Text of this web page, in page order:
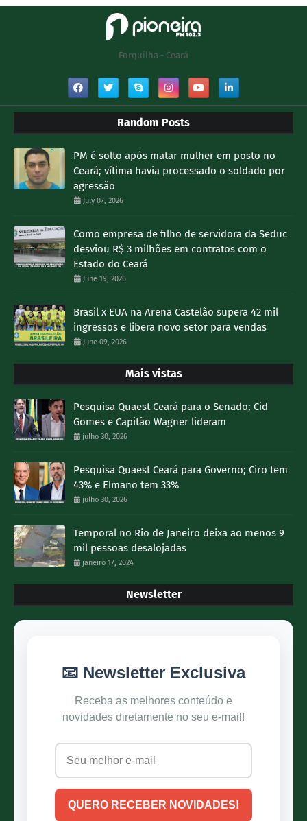
Forquilha - Ceará
Random Posts
PM é solto após matar mulher em posto no
Ceará; vítima havia processado o soldado por
agressão
July 07, 2026
Como empresa de filho de servidora da Seduc
desviou R$ 3 milhões em contratos com o
Estado do Ceará
June 19, 2026
Brasil x EUA na Arena Castelão supera 42 mil
ingressos e libera novo setor para vendas
June 09, 2026
Mais vistas
Pesquisa Quaest Ceará para o Senado; Cid
Gomes e Capitão Wagner lideram
julho 30, 2026
Pesquisa Quaest Ceará para Governo; Ciro tem
43% e Elmano tem 33%
julho 30, 2026
Temporal no Rio de Janeiro deixa ao menos 9
mil pessoas desalojadas
janeiro 17, 2024
Newsletter